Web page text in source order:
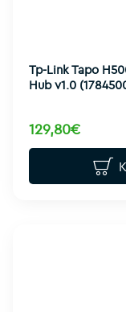
Tp-Link Tapo
Hub v1.0
129,80€